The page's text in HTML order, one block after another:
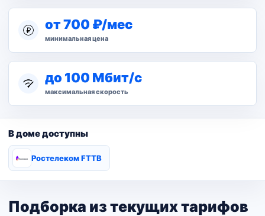
от 700 ₽/мес
минимальная цена
до 100 Мбит/с
максимальная скорость
В доме доступны
Ростелеком FTTB
Подборка из текущих тарифов